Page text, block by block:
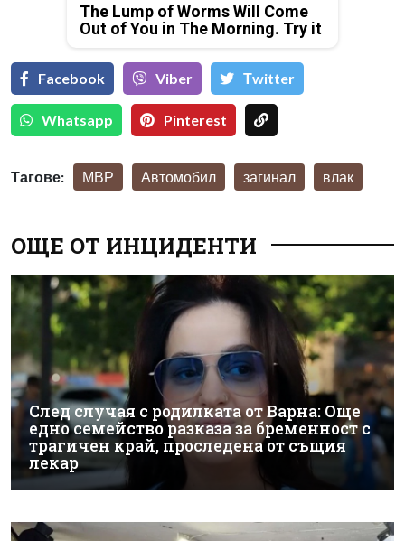
The Lump of Worms Will Come
Out of You in The Morning. Try it
Facebook Viber Тwitter
Whatsapp Pinterest
Тагове: МВР Автомобил загинал влак
ОЩЕ ОТ ИНЦИДЕНТИ
След случая с родилката от Варна: Още
едно семейство разказа за бременност с
трагичен край, проследена от същия
лекар